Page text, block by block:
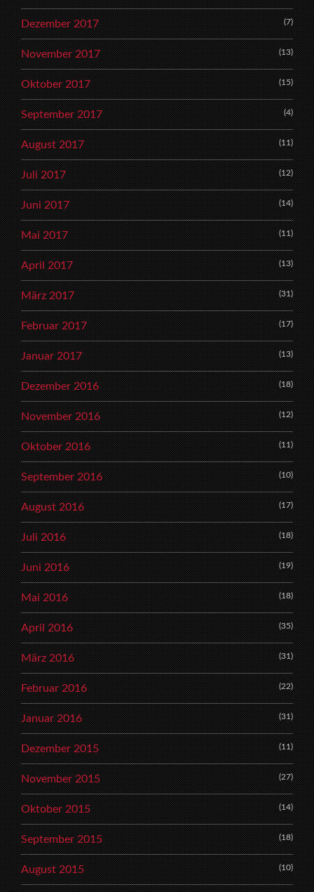
Dezember 2017 (7)
November 2017 (13)
Oktober 2017 (15)
September 2017 (4)
August 2017 (11)
Juli 2017 (12)
Juni 2017 (14)
Mai 2017 (11)
April 2017 (13)
März 2017 (31)
Februar 2017 (17)
Januar 2017 (13)
Dezember 2016 (18)
November 2016 (12)
Oktober 2016 (11)
September 2016 (10)
August 2016 (17)
Juli 2016 (18)
Juni 2016 (19)
Mai 2016 (18)
April 2016 (35)
März 2016 (31)
Februar 2016 (22)
Januar 2016 (31)
Dezember 2015 (11)
November 2015 (27)
Oktober 2015 (14)
September 2015 (18)
August 2015 (10)